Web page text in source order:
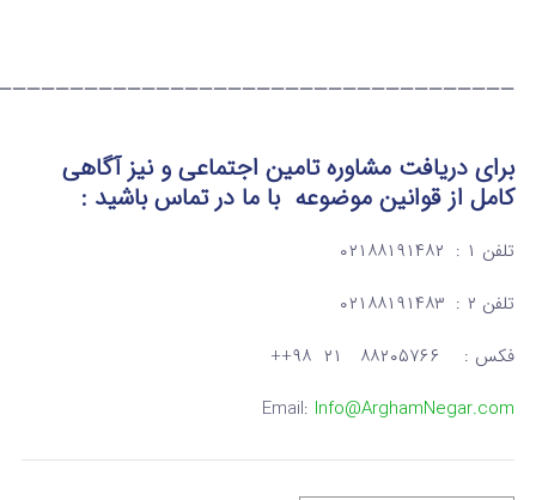
برای دریافت مشاوره تامین اجتماعی و نیز آگاهی
کامل از قوانین موضوعه با ما در تماسباشید :
تلفن ۱ : ۰۲۱۸۸۱۹۱۴۸۲
تلفن ۲ : ۰۲۱۸۸۱۹۱۴۸۳
فکس : ۸۸۲۰۵۷۶۶ ۲۱ ۹۸++
Email: Info@ArghamNegar.com